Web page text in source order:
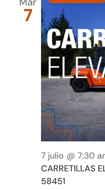
7
7 julio @ 7:30
CARRETILLAS
58451